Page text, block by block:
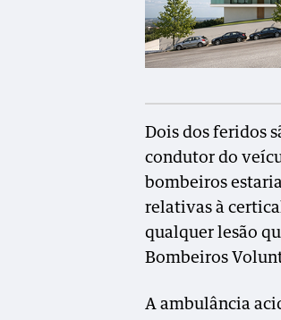
Dois dos feridos
condutor do
bombeiros
relativas à
qualquer lesão
Bombeiros
A ambulância